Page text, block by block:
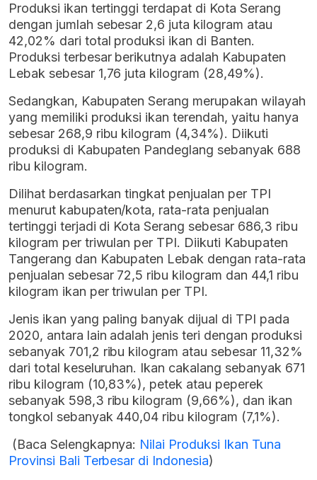
Produksi ikan tertinggi terdapat di Kota Serang
dengan jumlah sebesar 2,6 juta kilogram atau
42,02% dari total produksi ikan di Banten.
Produksi terbesar berikutnya adalah Kabupaten
Lebak sebesar 1,76 juta kilogram (28,49%).
Sedangkan, Kabupaten Serang merupakan wilayah
yang memiliki produksi ikan terendah, yaitu hanya
sebesar 268,9 ribu kilogram (4,34%). Diikuti
produksi di Kabupaten Pandeglang sebanyak 688
ribu kilogram.
Dilihat berdasarkan tingkat penjualan per TPI
menurut kabupaten/kota, rata-rata penjualan
tertinggi terjadi di Kota Serang sebesar 686,3 ribu
kilogram per triwulan per TPI. Diikuti Kabupaten
Tangerang dan Kabupaten Lebak dengan rata-rata
penjualan sebesar 72,5 ribu kilogram dan 44,1 ribu
kilogram ikan per triwulan per TPI.
Jenis ikan yang paling banyak dijual di TPI pada
2020, antara lain adalah jenis teri dengan produksi
sebanyak 701,2 ribu kilogram atau sebesar 11,32%
dari total keseluruhan. Ikan cakalang sebanyak 671
ribu kilogram (10,83%), petek atau peperek
sebanyak 598,3 ribu kilogram (9,66%), dan ikan
tongkol sebanyak 440,04 ribu kilogram (7,1%).
(Baca Selengkapnya: Nilai Produksi Ikan Tuna
Provinsi Bali Terbesar di Indonesia)